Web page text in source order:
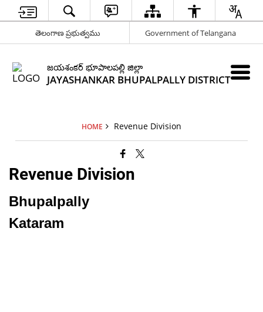
తెలంగాణ ప్రభుత్వము Government of Telangana
జయశంకర్ భూపాలపల్లి జిల్లా
JAYASHANKAR BHUPALPALLY DISTRICT
HOME Revenue Division
Revenue Division
Bhupalpally
Kataram